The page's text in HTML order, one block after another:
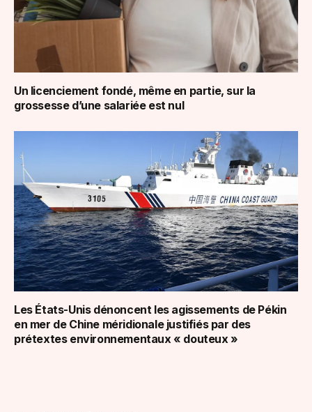
Un licenciement fondé, même en partie, sur la
grossesse d’une salariée est nul
Les États-Unis dénoncent les agissements de Pékin
en mer de Chine méridionale justifiés par des
prétextes environnementaux « douteux »